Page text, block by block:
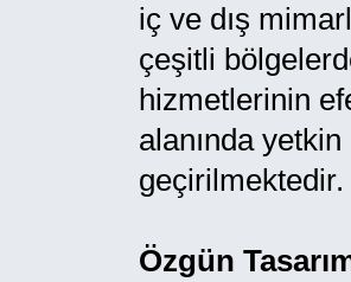
iç ve dış
çeşitli
hizmetlerinin
alanında
geçirilmektedir.
Özgün